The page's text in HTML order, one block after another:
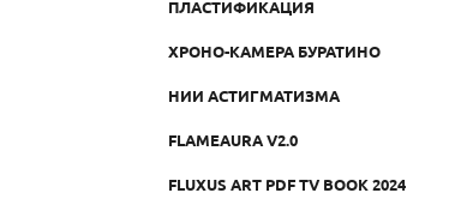
ПЛАСТИФИКАЦИЯ
ХРОНО-КАМЕРА БУРАТИНО
НИИ АСТИГМАТИЗМА
FLAMEAURA V2.0
FLUXUS ART PDF TV BOOK 2024